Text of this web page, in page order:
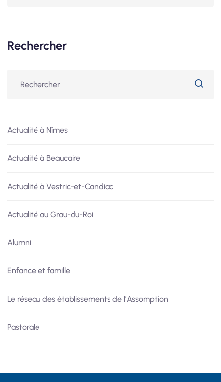
Rechercher
Actualité à Nîmes
Actualité à Beaucaire
Actualité à Vestric-et-Candiac
Actualité au Grau-du-Roi
Alumni
Enfance et famille
Le réseau des établissements de l’Assomption
Pastorale